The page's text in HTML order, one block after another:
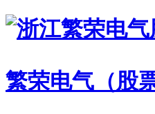
繁荣电气（股